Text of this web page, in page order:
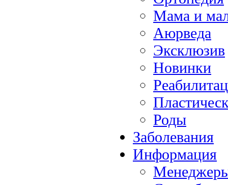
Мама и
Аюрведа
Эксклюзив
Новинки
Роды
Заболевания
Информация